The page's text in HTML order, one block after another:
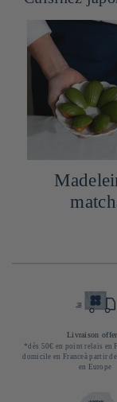
Livraison
*dès 50€ en point relais en
domicile en Franceà partir
en Europe